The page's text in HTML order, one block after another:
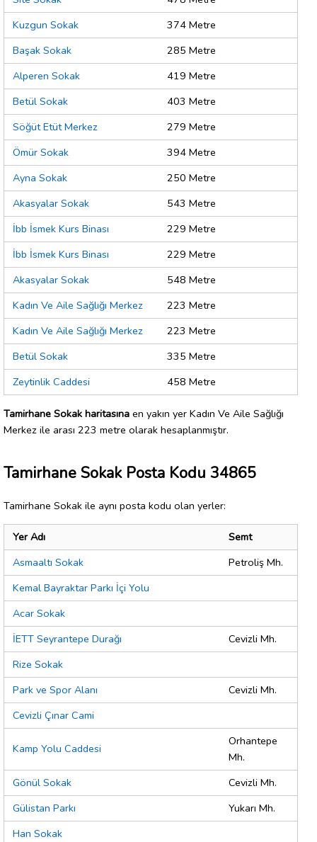
Kuzgun Sokak
374 Metre
Başak Sokak
285 Metre
Alperen Sokak
419 Metre
Betül Sokak
403 Metre
Söğüt Etüt Merkez
279 Metre
Ömür Sokak
394 Metre
Ayna Sokak
250 Metre
Akasyalar Sokak
543 Metre
İbb İsmek Kurs Binası
229 Metre
İbb İsmek Kurs Binası
229 Metre
Akasyalar Sokak
548 Metre
Kadın Ve Aile Sağlığı Merkez
223 Metre
Kadın Ve Aile Sağlığı Merkez
223 Metre
Betül Sokak
335 Metre
Zeytinlik Caddesi
458 Metre
Tamirhane Sokak haritasına en yakın yer Kadın Ve Aile Sağlığı
Merkez ile arası 223 metre olarak hesaplanmıştır.
Tamirhane Sokak Posta Kodu 34865
Tamirhane Sokak ile aynı posta kodu olan yerler:
Yer Adı
Semt
Asmaaltı Sokak
Petroliş Mh.
Kemal Bayraktar Parkı İçi Yolu
Acar Sokak
İETT Seyrantepe Durağı
Cevizli Mh.
Rize Sokak
Park ve Spor Alanı
Cevizli Mh.
Cevizli Çınar Cami
Kamp Yolu Caddesi
Orhantepe
Mh.
Gönül Sokak
Cevizli Mh.
Gülistan Parkı
Yukarı Mh.
Han Sokak